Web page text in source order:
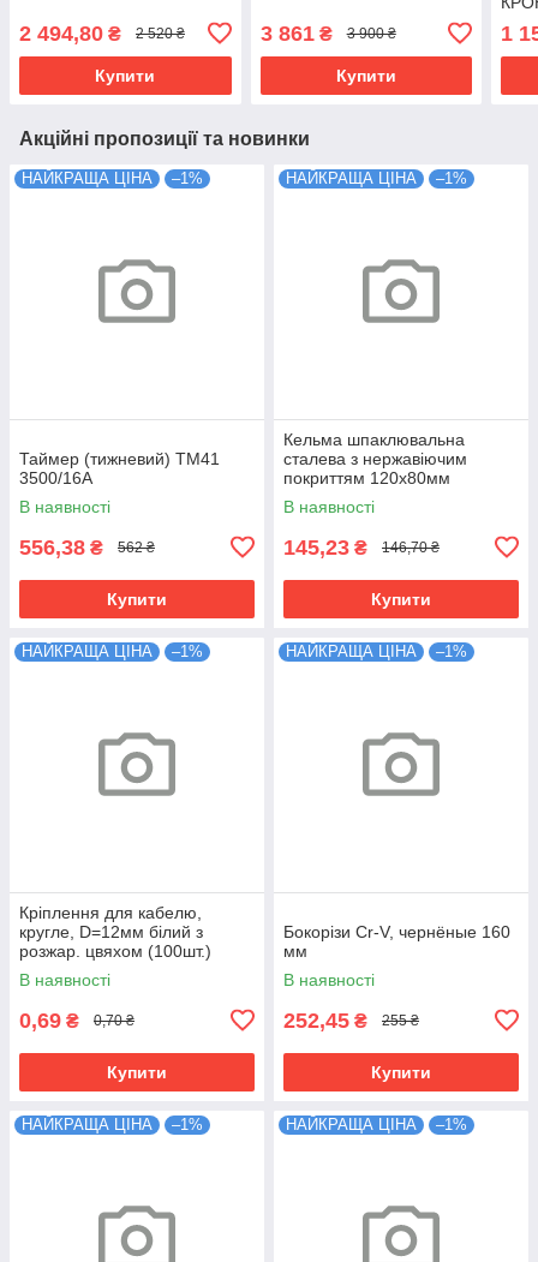
2 494,80 ₴ 2 520 ₴
Купити
3 861₴ 3 900 ₴
Купити
1
Акційні пропозиції та новинки
НАЙКРАЩА ЦІНА –1%
Таймер (тижневий) ТМ41
3500/16А
В наявності
556,38 ₴ 562 ₴
Купити
НАЙКРАЩА ЦІНА –1%
Кельма шпаклювальна
сталева з нержавіючим
покриттям 120х80мм
В наявності
145,23 ₴ 146,70 ₴
Купити
НАЙКРАЩА ЦІНА –1%
Кріплення для кабелю,
кругле, D=12мм білий з
розжар. цвяхом (100шт.)
В наявності
0,69 ₴ 0,70 ₴
Купити
НАЙКРАЩА ЦІНА –1%
Бокорізи Cr-V, чернёные 160
мм
В наявності
252,45 ₴ 255 ₴
Купити
НАЙКРАЩА ЦІНА –1% НАЙКРАЩА ЦІНА –1%